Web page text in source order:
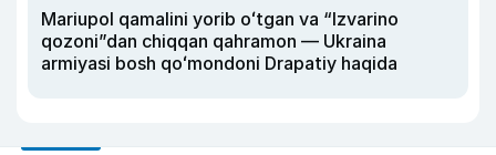
Mariupol qamalini yorib oʻtgan va “Izvarino
qozoni”dan chiqqan qahramon — Ukraina
armiyasi bosh qoʻmondoni Drapatiy haqida